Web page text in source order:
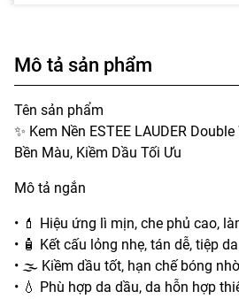
Mô tả sản phẩm
Tên sản phẩm
✨ Kem Nền ESTEE LAUDER
Bền Màu, Kiềm Dầu Tối Ưu
Mô tả ngắn
• 💄 Hiệu ứng lì mịn, che phủ cao,
• 🧴 Kết cấu lỏng nhẹ, tán dễ, tiệp
• 🌫️ Kiềm dầu tốt, hạn chế bóng
• 💧 Phù hợp da dầu, da hỗn hợp